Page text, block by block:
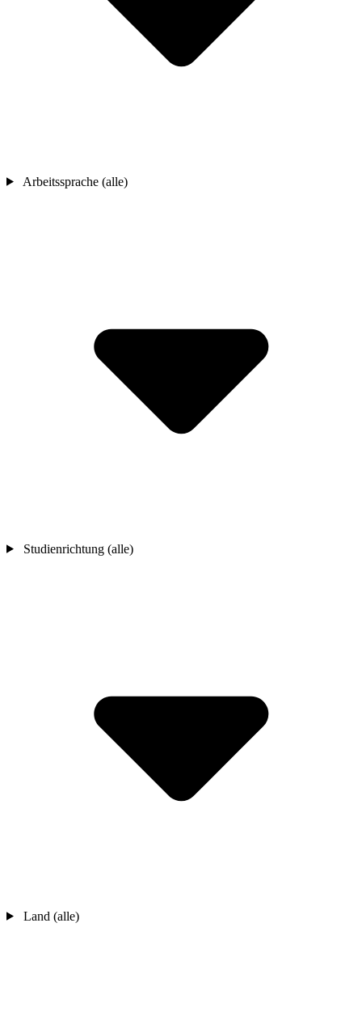
Arbeitssprache (alle)
Studienrichtung (alle)
Land (alle)